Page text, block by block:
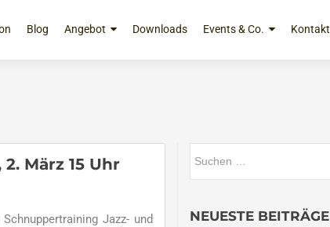
Blog Angebot Downloads Events & Co. Kontakt
März 15 Uhr
Jazz- und
NEUESTE BEITRÄGE